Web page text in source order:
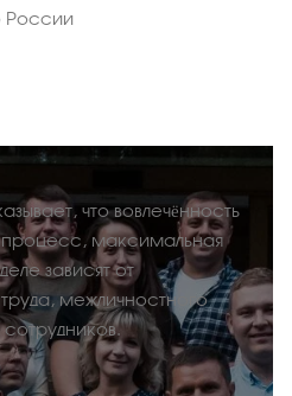
России
что вовлечённость
процесс, максимальная
зависят от
межличностного